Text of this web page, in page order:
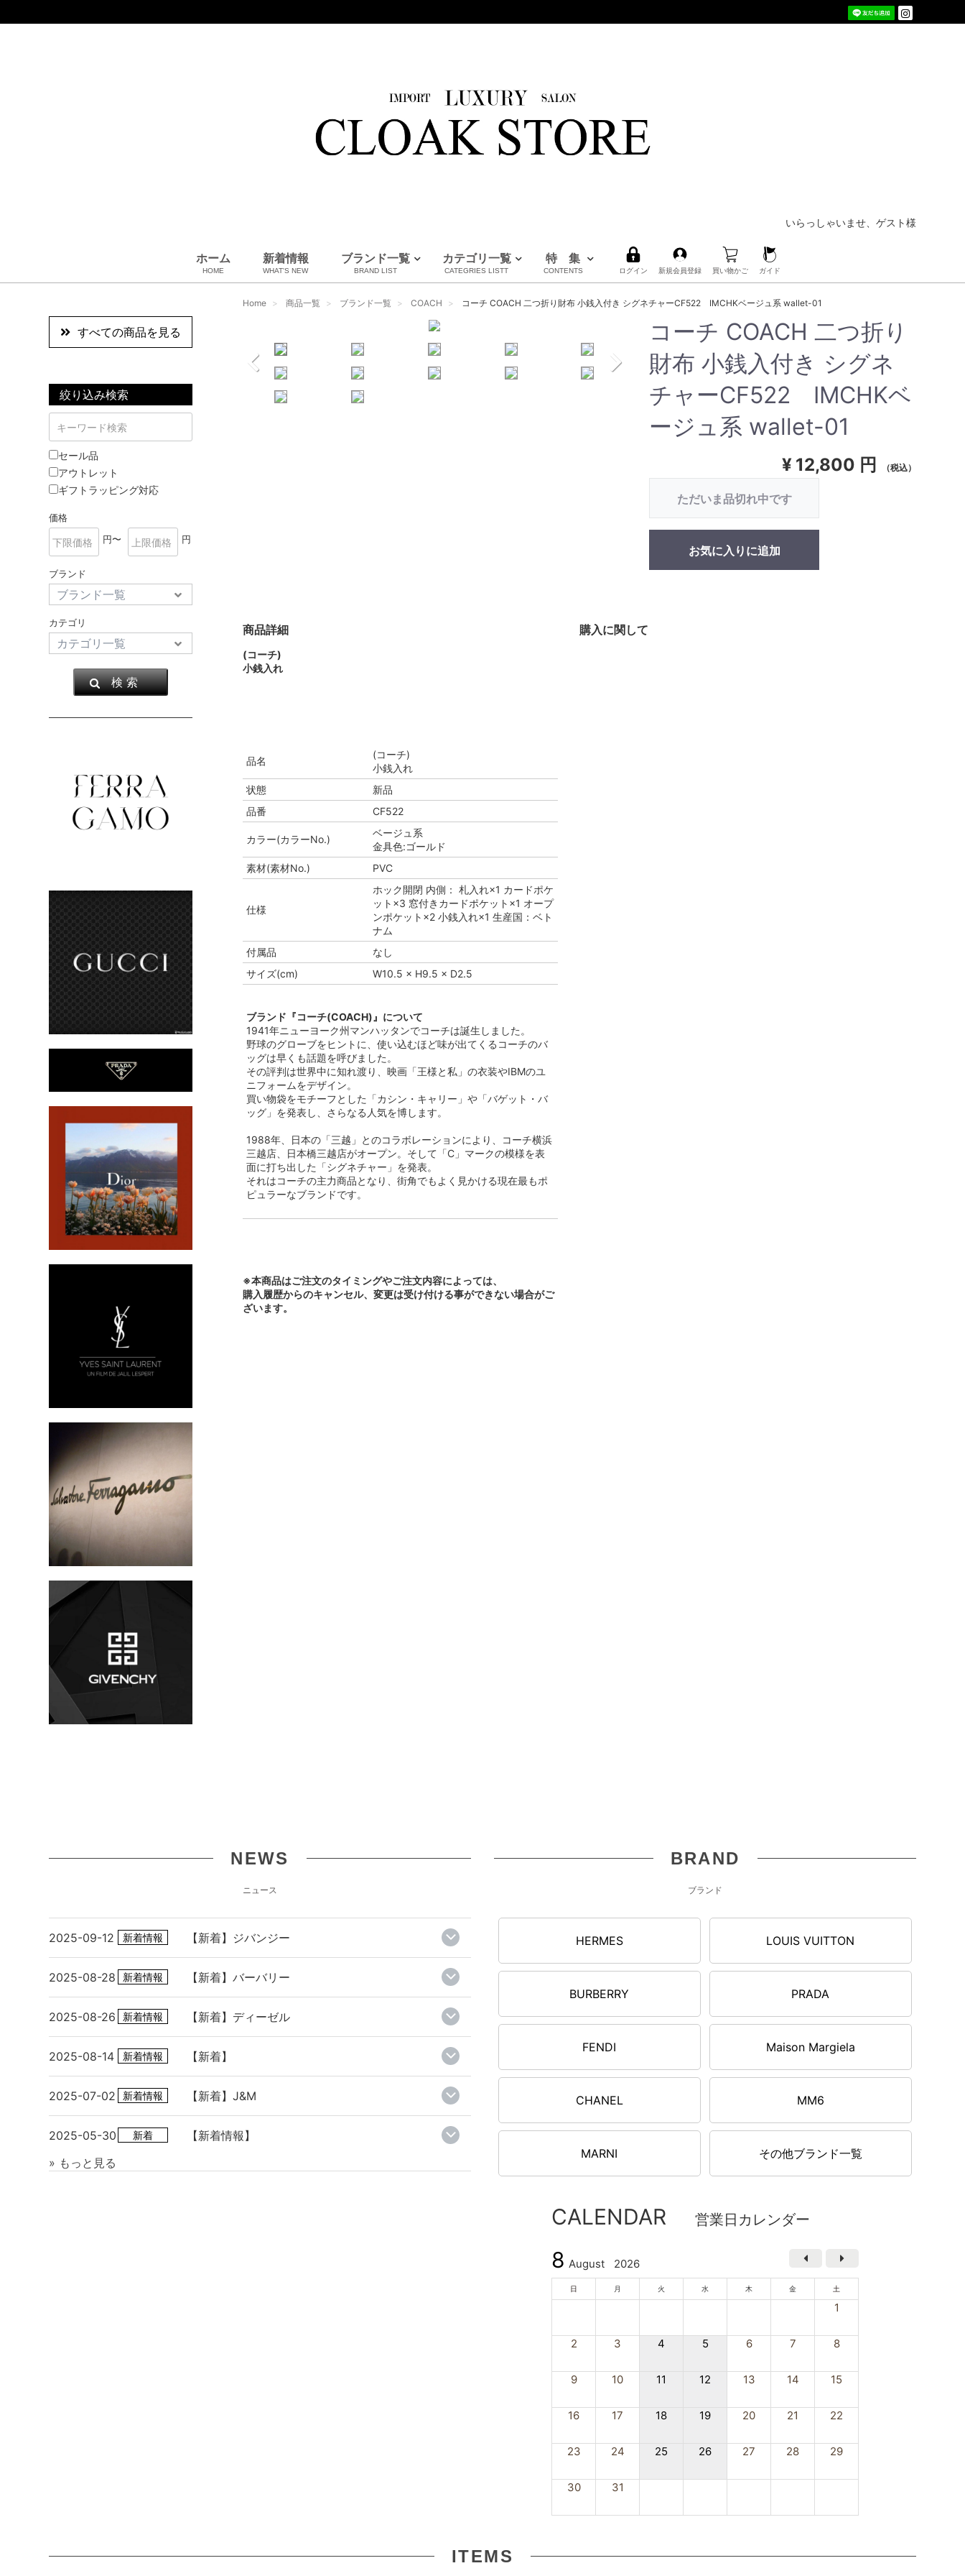
いらっしゃいませ、ゲスト様
ホーム
HOME
新着情報
WHAT'S NEW
ブランド一覧
BRAND LIST
エルメス
ルイヴィトン
バーバリー
プラダ
フェンディ
メゾンマルジェラ
シャネル
エムエムシックス
マルニ
全てのブランドを見る
カテゴリ一覧
CATEGRIES LISTT
コート、上着
雑貨・その他
バッグ＆ポーチ
アロマ＆フレグランス
特 集
CONTENTS ログイン 新規会員登録 買い物かご ガイド
Home 商品一覧 ブランド一覧 COACH コーチ COACH 二つ折り財布 小銭入付き シグネチャーCF522 IMCHKベージュ系 wallet-01
すべての商品を見る
絞り込み検索
セール品
アウトレット
ギフトラッピング対応
価格
円〜
円
ブランド
カテゴリ
検 索
コーチ COACH 二つ折り
財布 小銭入付き シグネ
チャーCF522 IMCHKベ
ージュ系 wallet-01
¥ 12,800 円 （税込）
ただいま品切れ中です
お気に入りに追加
商品詳細 購入に関して
(コーチ)
小銭入れ
品名
(コーチ)
小銭入れ
状態
新品
品番
CF522
カラー(カラーNo.)
ベージュ系
金具色:ゴールド
素材(素材No.)
PVC
仕様
ホック開閉 内側： 札入れ×1 カードポケ
ット×3 窓付きカードポケット×1 オープ
ンポケット×2 小銭入れ×1 生産国：ベト
ナム
付属品
なし
サイズ(cm)
W10.5 × H9.5 × D2.5
ブランド『コーチ(COACH)』について
1941年ニューヨーク州マンハッタンでコーチは誕生しました。
野球のグローブをヒントに、使い込むほど味が出てくるコーチのバ
ッグは早くも話題を呼びました。
その評判は世界中に知れ渡り、映画「王様と私」の衣装やIBMのユ
ニフォームをデザイン。
買い物袋をモチーフとした「カシン・キャリー」や「バゲット・バ
ッグ」を発表し、さらなる人気を博します。
1988年、日本の「三越」とのコラボレーションにより、コーチ横浜
三越店、日本橋三越店がオープン。そして「C」マークの模様を表
面に打ち出した「シグネチャー」を発表。
それはコーチの主力商品となり、街角でもよく見かける現在最もポ
ピュラーなブランドです。
※本商品はご注文のタイミングやご注文内容によっては、
購入履歴からのキャンセル、変更は受け付ける事ができない場合がご
ざいます。
NEWS
ニュース
2025-09-12 新着情報 【新着】ジバンジー
2025-08-28 新着情報 【新着】バーバリー
2025-08-26 新着情報 【新着】ディーゼル
2025-08-14 新着情報 【新着】
2025-07-02 新着情報 【新着】J&M
2025-05-30 新着
【新着情報】
» もっと見る
BRAND
ブランド
HERMES LOUIS VUITTON
BURBERRY PRADA
FENDI Maison Margiela
CHANEL MM6
MARNI その他ブランド一覧
CALENDAR 営業日カレンダー
8 August 2026
日 月 火 水 木 金 土
1
2 3 4 5 6 7 8
9 10 11 12 13 14 15
16 17 18 19 20 21 22
23 24 25 26 27 28 29
30 31
ITEMS